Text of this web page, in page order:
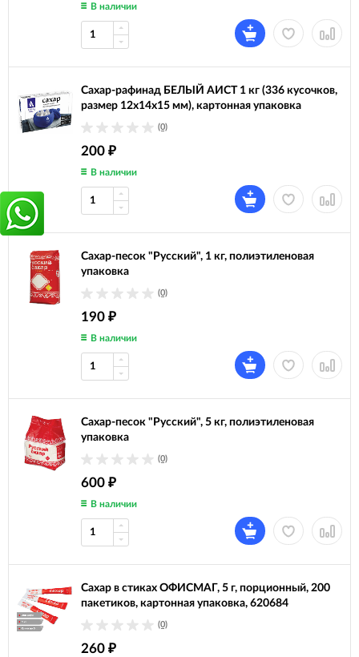
В наличии
Сахар-рафинад БЕЛЫЙ АИСТ 1 кг (336 кусочков,
размер 12х14х15 мм), картонная упаковка
(0)
200 ₽
В наличии
Сахар-песок "Русский", 1 кг, полиэтиленовая
упаковка
(0)
190 ₽
В наличии
Сахар-песок "Русский", 5 кг, полиэтиленовая
упаковка
(0)
600 ₽
В наличии
Сахар в стиках ОФИСМАГ, 5 г, порционный, 200
пакетиков, картонная упаковка, 620684
(0)
260 ₽